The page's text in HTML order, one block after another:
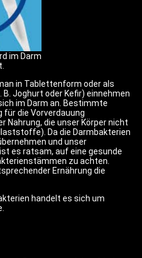
im Darm
in Tablettenform oder als
Joghurt oder Kefir) einnehmen
im Darm an. Bestimmte
die Vorverdauung
Nahrung, die unser Körper nicht
Da die Darmbakterien
und unser
es ratsam, auf eine gesunde
zu achten.
Ernährung die
handelt es sich um